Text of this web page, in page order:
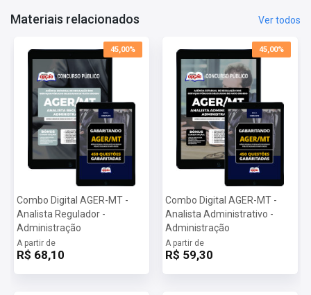
Materiais relacionados Ver todos
45,00%
Combo Digital AGER-MT -
Analista Regulador -
Administração
A partir de
R$ 68,10
45,00%
Combo Digital AGER-MT -
Analista Administrativo -
Administração
A partir de
R$ 59,30